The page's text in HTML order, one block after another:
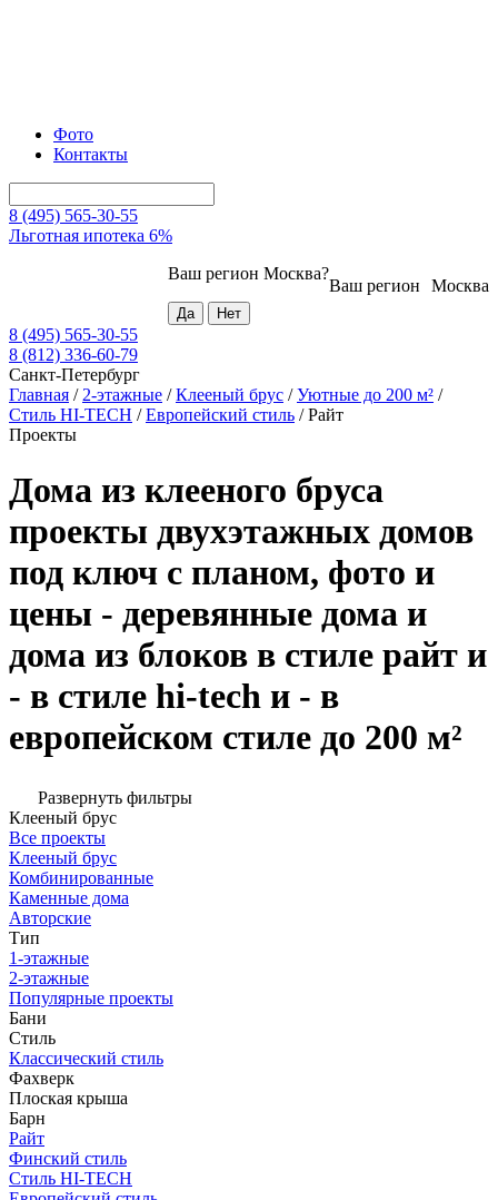
Фото
Контакты
8 (495) 565-30-55
Льготная ипотека 6%
Москва
Ваш регион
Ваш регион Москва?
8 (495) 565-30-55
8 (812) 336-60-79
Санкт-Петербург
Главная / 2-этажные /Клееный брус /Уютные до 200 м² /
Стиль HI-TECH /Европейский стиль /Райт
Проекты
Дома из клееного бруса
проекты двухэтажных домов
под ключ с планом, фото и
цены - деревянные дома и
дома из блоков в стиле райт и
- в стиле hi-tech и - в
европейском стиле до 200 м²
Развернуть фильтры
Клееный брус
Все проекты
Клееный брус
Комбинированные
Каменные дома
Авторские
Тип
1-этажные
2-этажные
Популярные проекты
Бани
Стиль
Классический стиль
Фахверк
Плоская крыша
Барн
Райт
Финский стиль
Стиль HI-TECH